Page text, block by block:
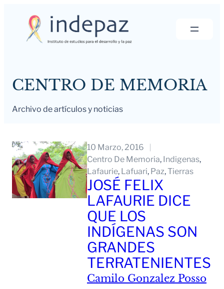
CENTRO DE MEMORIA
Archivo de artículos y noticias
10 Marzo, 2016
Centro De Memoria, Indigenas
Lafaurie, Lafuari, Paz, Tierras
JOSÉ FELIX
LAFAURIE DICE
QUE LOS
INDÍGENAS SON
GRANDES
TERRATENIENTES
Camilo Gonzalez Posso